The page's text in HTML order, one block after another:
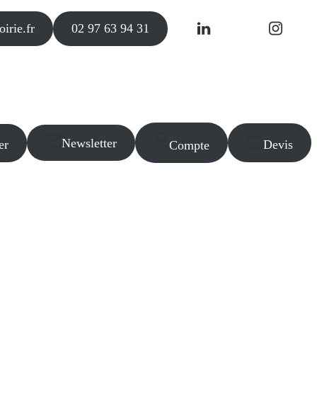
02 97 63 94 31
Newsletter Compte Devis